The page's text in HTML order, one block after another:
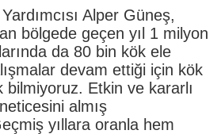
Alper Güneş,
bölgede geçen yıl 1 milyon
da 80 bin kök ele
devam ettiği için kök
Etkin ve kararlı
almış
yıllara oranla hem